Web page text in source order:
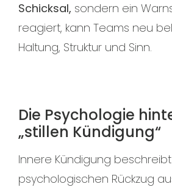
Schicksal, sondern ein
reagiert, kann Teams neu
Haltung, Struktur und Sinn.
Die Psychologie
„stillen Kündigung“
Innere Kündigung
psychologischen Rückzug